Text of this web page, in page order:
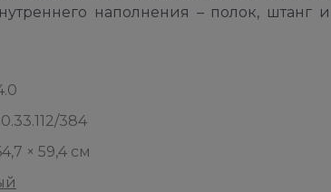
наполнения – полок, штанг и
384
× 59,4 см